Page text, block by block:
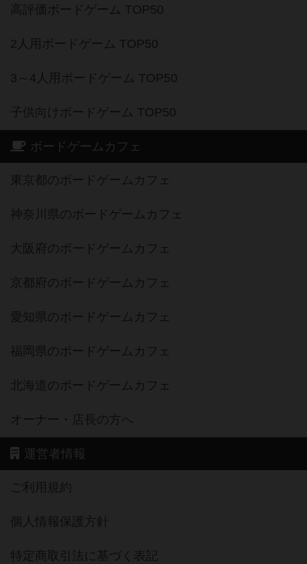
高評価ボードゲーム TOP50
2人用ボードゲーム TOP50
3～4人用ボードゲーム TOP50
子供向けボードゲーム TOP50
ボードゲームカフェ
東京都のボードゲームカフェ
神奈川県のボードゲームカフェ
大阪府のボードゲームカフェ
京都府のボードゲームカフェ
愛知県のボードゲームカフェ
福岡県のボードゲームカフェ
北海道のボードゲームカフェ
オーナー・店長の方へ
運営者情報
ご利用規約
個人情報保護方針
特定商取引法に基づく表記